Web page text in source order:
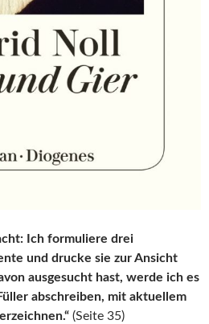
Ich formuliere drei
und drucke sie zur Ansicht
ausgesucht hast, werde ich es
abschreiben, mit aktuellem
(Seite 35)